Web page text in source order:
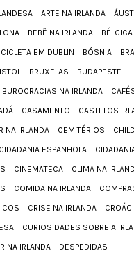
ARTE NA IRLANDA
BEBÊ NA IRLANDA BÉLGICA
EM DUBLIN BÓSNIA
BRUXELAS
BUDAPESTE
BUROCRACIAS NA IRLANDA
CASAMENTO
CASTELOS
NA IRLANDA CEMITÉRIOS
CIDADANIA ESPANHOLA
CINEMATECA
CLIMA NA
COMIDA NA IRLANDA
CRISE NA IRLANDA
CURIOSIDADES SOBRE A
NA IRLANDA
DESPEDIDAS